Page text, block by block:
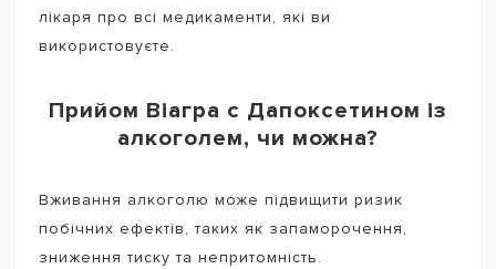
лікаря про всі медикаменти, які ви
використовуєте.
Прийом Віагра с Дапоксетином із
алкоголем, чи можна?
Вживання алкоголю може підвищити ризик
побічних ефектів, таких як запаморочення,
зниження тиску та непритомність.